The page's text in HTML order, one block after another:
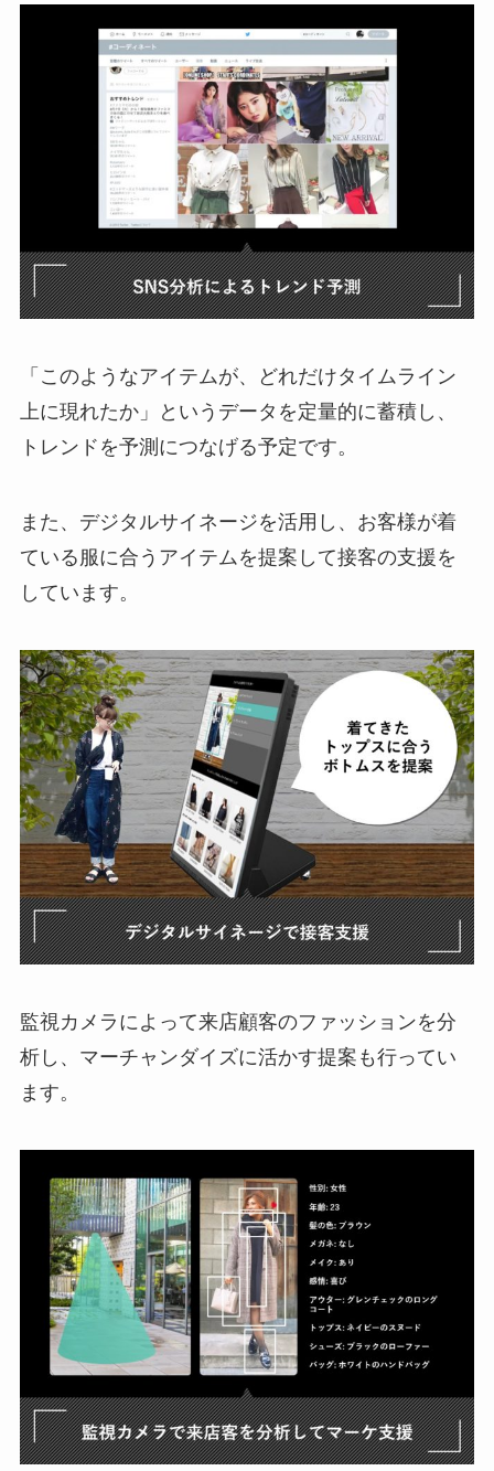
「このようなアイテムが、どれだけタイムライン
上に現れたか」というデータを定量的に蓄積し、
トレンドを予測につなげる予定です。
また、デジタルサイネージを活用し、お客様が着
ている服に合うアイテムを提案して接客の支援を
しています。
監視カメラによって来店顧客のファッションを分
析し、マーチャンダイズに活かす提案も行ってい
ます。